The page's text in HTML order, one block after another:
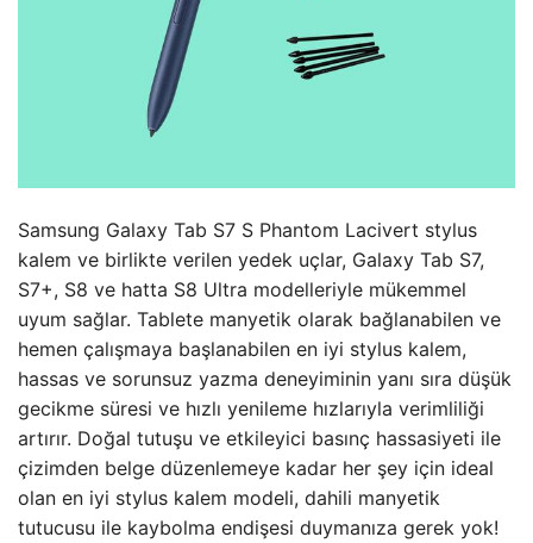
Samsung Galaxy Tab S7 S Phantom Lacivert stylus
kalem ve birlikte verilen yedek uçlar, Galaxy Tab S7,
S7+, S8 ve hatta S8 Ultra modelleriyle mükemmel
uyum sağlar. Tablete manyetik olarak bağlanabilen ve
hemen çalışmaya başlanabilen en iyi stylus kalem,
hassas ve sorunsuz yazma deneyiminin yanı sıra düşük
gecikme süresi ve hızlı yenileme hızlarıyla verimliliği
artırır. Doğal tutuşu ve etkileyici basınç hassasiyeti ile
çizimden belge düzenlemeye kadar her şey için ideal
olan en iyi stylus kalem modeli, dahili manyetik
tutucusu ile kaybolma endişesi duymanıza gerek yok!